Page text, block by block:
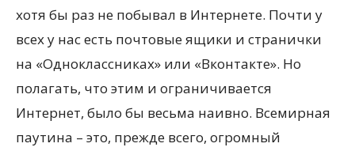
хотя бы раз не побывал в Интернете. Почти у
всех у нас есть почтовые ящики и странички
на «Одноклассниках» или «Вконтакте». Но
полагать, что этим и ограничивается
Интернет, было бы весьма наивно. Всемирная
паутина – это, прежде всего, огромный